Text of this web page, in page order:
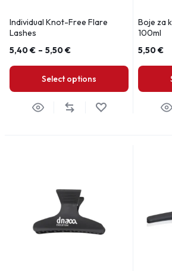
Individual Knot-Free Flare
Lashes
5,40€ – 5,50€
Select options
Boje za
100ml
5,50€